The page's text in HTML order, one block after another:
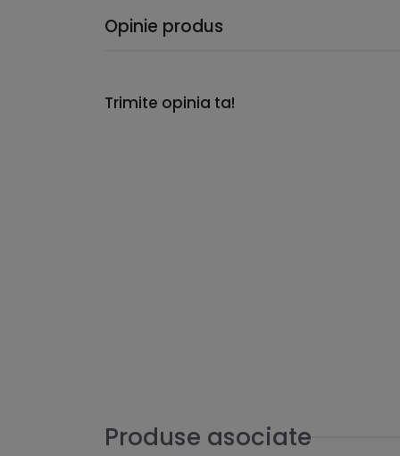
Opinie produs
Trimite opinia ta!
Produse asociate